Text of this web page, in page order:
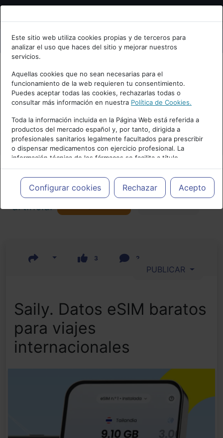
Bienvenid@ a psiquiatria.com
Escribe tu Email
Accede o regístrate con tu email.
Cancelar
Este sitio web utiliza cookies propias y de terceros para
analizar el uso que haces del sitio y mejorar nuestros
servicios.
Aquellas cookies que no sean necesarias para el
funcionamiento de la web requieren tu consentimiento.
Puedes aceptar todas las cookies, rechazarlas todas o
consultar más información en nuestra Política de Cookies.
Toda la información incluida en la Página Web está referida a
productos del mercado español y, por tanto, dirigida a
profesionales sanitarios legalmente facultados para prescribir
o dispensar medicamentos con ejercicio profesional. La
información técnica de los fármacos se facilita a título
meramente informativo, siendo responsabilidad de los
profesionales facultados prescribir medicamentos y decidir, en
cada caso concreto, el tratamiento más adecuado a las
necesidades del paciente.
Configurar cookies Rechazar Acepto
Actualidad y Artículos|Inteligencia
artificial
3 2
PUBLICAR
Saily. Datos eSIM baratos
para viajes
internacionales